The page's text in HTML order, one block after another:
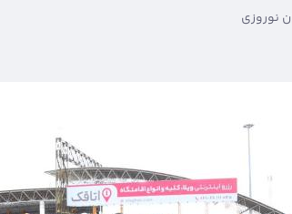
نوروزی